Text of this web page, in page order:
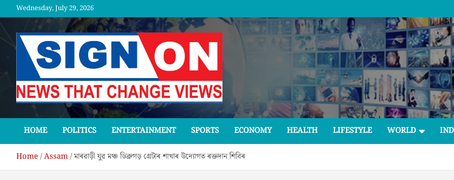
to
Wednesday, July 29, 2026
SGNON
HOME POLITICS ENTERTAINMENT SPORTS ECONOMY HEALTH LIFESTYLE WORLD
Home Assam মাৰৱাড়ী যুৱ মঞ্চ ডিব্ৰুগড় গ্ৰেটাৰ শাখাৰ উদ্যোগত ৰক্তদান শিবিৰ